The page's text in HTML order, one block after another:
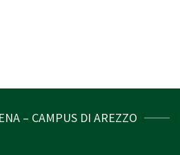
– CAMPUS DI AREZZO